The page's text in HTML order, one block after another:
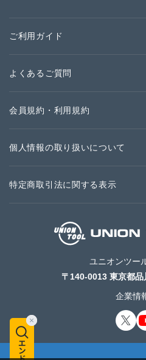
ご利用ガイド
よくあるご質問
会員規約・利用規約
個人情報の取り扱いについて
特定商取引法に関する表示
ユニオンツー
〒140-0013 東京都
企業情